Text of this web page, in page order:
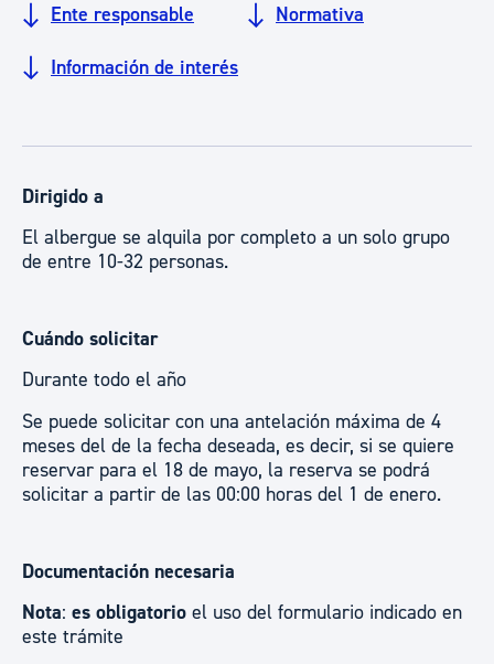
Ente responsable Normativa
Información de interés
Dirigido a
El albergue se alquila por completo a un solo grupo
de entre 10-32 personas.
Cuándo solicitar
Durante todo el año
Se puede solicitar con una antelación máxima de 4
meses del de la fecha deseada, es decir, si se quiere
reservar para el 18 de mayo, la reserva se podrá
solicitar a partir de las 00:00 horas del 1 de enero.
Documentación necesaria
Nota: es obligatorio el uso del formulario indicado en
este trámite